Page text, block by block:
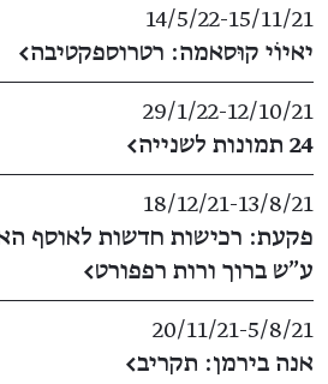
15/11/21
​-​
14/5/22
יאיוֹי קוּסאמה: רטרוספקטיבה←
12/10/21
​-​
29/1/22
24 תמונות לשנייה
←
13/8/21
​-​
18/12/21
פקעת: רכישות חדשות לאוסף
ע"ש ברוך ורות רפפורט←
5/8/21
​-​
20/11/21
אנה בירמן: תקריב←